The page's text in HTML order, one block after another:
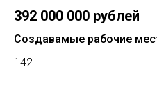
392 000 000 рублей
Создавамые рабочие
142